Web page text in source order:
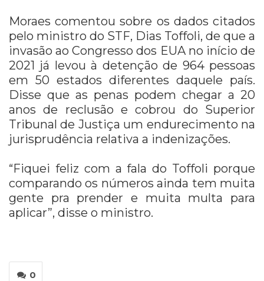
Moraes comentou sobre os dados citados
pelo ministro do STF, Dias Toffoli, de que a
invasão ao Congresso dos EUA no início de
2021 já levou à detenção de 964 pessoas
em 50 estados diferentes daquele país.
Disse que as penas podem chegar a 20
anos de reclusão e cobrou do Superior
Tribunal de Justiça um endurecimento na
jurisprudência relativa a indenizações.
“Fiquei feliz com a fala do Toffoli porque
comparando os números ainda tem muita
gente pra prender e muita multa para
aplicar”, disse o ministro.
0